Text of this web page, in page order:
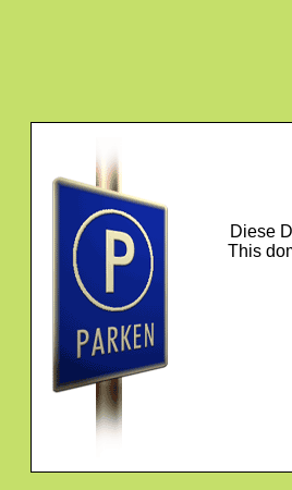
Diese
This